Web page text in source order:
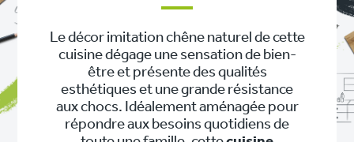
Le décor imitation chêne naturel de cette
cuisine dégage une sensation de bien-
être et présente des qualités
esthétiques et une grande résistance
aux chocs. Idéalement aménagée pour
répondre aux besoins quotidiens de